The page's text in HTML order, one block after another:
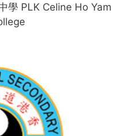
學 PLK Celine Ho Yam